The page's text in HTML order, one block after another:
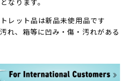
なります。
レット品は新品未使用品です
れ、箱等に凹み・傷・汚れがある